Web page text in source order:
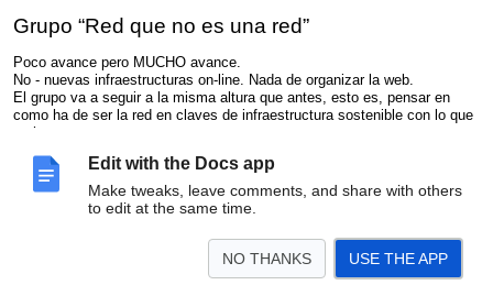
Edit with the Docs app
Make tweaks, leave comments, and share with others
to edit at the same time.
NO THANKS USE THE APP
Grupo “Red que no es una red”
Poco avance pero MUCHO avance.
No - nuevas infraestructuras on-line. Nada de organizar la web.
El grupo va a seguir a la misma altura que antes, esto es, pensar en
como ha de ser la red en claves de infraestructura sostenible con lo que
ya hay.
colaborativos y agentes pensando en mecanismos y no como
infraestructuras?
Plantean que no hay demasiada capacidad y si hay que buscar
hacer un análisis de los avances individuales y cómo podrían sumarse a
un común. Hacer ese encuentro de gente pensando desarrollando
herramientas. Un listado de qué tenemos y que existen. Financiado con